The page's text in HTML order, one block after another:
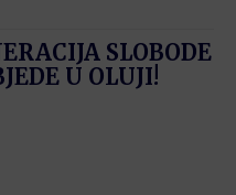
SLOBODE
U OLUJI!